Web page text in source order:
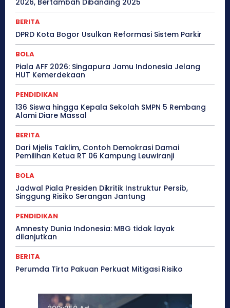
2026, Bertambah Dibanding 2025
BERITA
DPRD Kota Bogor Usulkan Reformasi Sistem Parkir
BOLA
Piala AFF 2026: Singapura Jamu Indonesia Jelang
HUT Kemerdekaan
PENDIDIKAN
136 Siswa hingga Kepala Sekolah SMPN 5 Rembang
Alami Diare Massal
BERITA
Dari Mjelis Taklim, Contoh Demokrasi Damai
Pemilihan Ketua RT 06 Kampung Leuwiranji
BOLA
Jadwal Piala Presiden Dikritik Instruktur Persib,
Singgung Risiko Serangan Jantung
PENDIDIKAN
Amnesty Dunia Indonesia: MBG tidak layak
dilanjutkan
BERITA
Perumda Tirta Pakuan Perkuat Mitigasi Risiko